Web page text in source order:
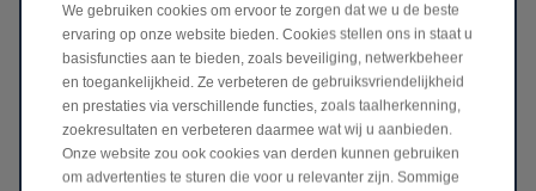
Leapmotor App mogelijkheden
Banden en velgen
Veiligheid & techniek
ADAS systemen
Laden
We gebruiken cookies om ervoor te zorgen dat we u de beste
ervaring op onze website bieden. Cookies stellen ons in staat u
basisfuncties aan te bieden, zoals beveiliging, netwerkbeheer
en toegankelijkheid. Ze verbeteren de gebruiksvriendelijkheid
en prestaties via verschillende functies, zoals taalherkenning,
zoekresultaten en verbeteren daarmee wat wij u aanbieden.
Onze website zou ook cookies van derden kunnen gebruiken
om advertenties te sturen die voor u relevanter zijn. Sommige